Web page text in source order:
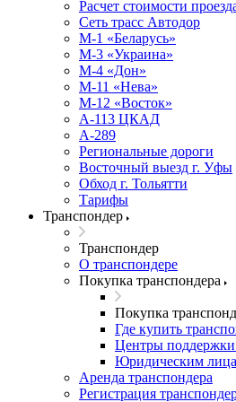
Расчет стоимости
Сеть трасс Автодор
М-1 «Беларусь»
М-3 «Украина»
М-4 «Дон»
М-11 «Нева»
М-12 «Восток»
А-113 ЦКАД
А-289
Региональные дороги
Восточный выезд г. Уфы
Обход г. Тольятти
Тарифы
Транспондер
Транспондер
О транспондере
Покупка транспондера
Покупка
Где купить
Центры
Юридическим
Аренда транспондера
Регистрация